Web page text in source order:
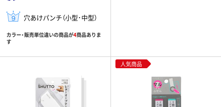
穴あけパンチ（小型･中型）
カラー・販売単位違いの商品が4商品ありま
す
人気商品